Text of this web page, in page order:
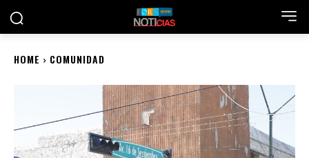
HOME COMUNIDAD